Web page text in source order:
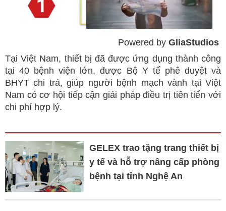
Powered by GliaStudios
Tại Việt Nam, thiết bị đã được ứng dụng thành công
tại 40 bệnh viện lớn, được Bộ Y tế phê duyệt và
BHYT chi trả, giúp người bệnh mạch vành tại Việt
Nam có cơ hội tiếp cận giải pháp điều trị tiên tiến với
chi phí hợp lý.
GELEX trao tặng trang thiết bị
y tế và hỗ trợ nâng cấp phòng
bệnh tại tỉnh Nghệ An